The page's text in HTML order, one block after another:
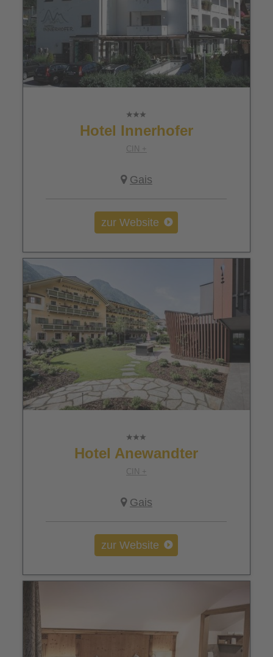
Hotel Innerhofer
CIN +
Gais
zur Website
Hotel Anewandter
CIN +
Gais
zur Website